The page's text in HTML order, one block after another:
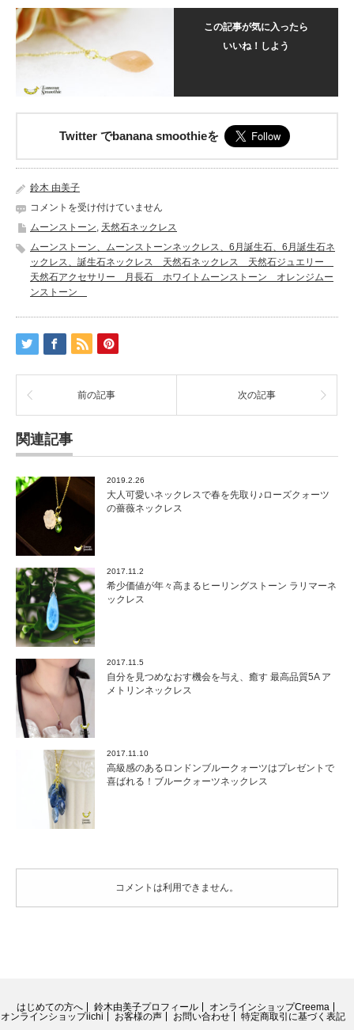
この記事が気に入ったら
いいね！しよう
Twitter でbanana smoothieを
鈴木 由美子
6
月
生
石
ム
ー
ト
ー
ン
女
性
の
美
高
ま
す
は
コメントを受け付けていません
ムーンストーン, 天然石ネックレス
ムーンストーン、ムーンストーンネックレス、6月誕生石、6月誕生石ネ
ックレス、誕生石ネックレス 天然石ネックレス 天然石ジュエリー
天然石アクセサリー 月長石 ホワイトムーンストーン オレンジムー
ンストーン
前の記事 次の記事
関連記事
2019.2.26
大人可愛いネックレスで春を先取り♪ローズクォーツ
の薔薇ネックレス
2017.11.2
希少価値が年々高まるヒーリングストーン ラリマーネ
ックレス
2017.11.5
自分を見つめなおす機会を与え、癒す 最高品質5A ア
メトリンネックレス
2017.11.10
高級感のあるロンドンブルークォーツはプレゼントで
喜ばれる！ブルークォーツネックレス
コメントは利用できません。
はじめての方へ 鈴木由美子プロフィール
オンラインショップCreema
オンラインショップiichi
お客様の声 お問い合わせ 特定商取引に基づく表記